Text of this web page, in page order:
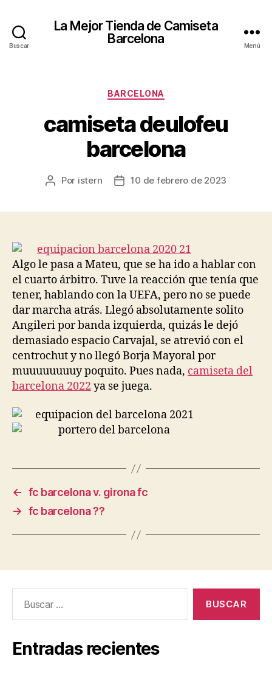
Buscar
La Mejor Tienda de Camiseta
Barcelona
Menú
Categorías
BARCELONA
camiseta deulofeu
barcelona
Autor
Por istern
Fecha10 de febrero de 2023
Algo le pasa a Mateu, que se ha ido a hablar con
el cuarto árbitro. Tuve la reacción que tenía que
tener, hablando con la UEFA, pero no se puede
dar marcha atrás. Llegó absolutamente solito
Angileri por banda izquierda, quizás le dejó
demasiado espacio Carvajal, se atrevió con el
centrochut y no llegó Borja Mayoral por
muuuuuuuuy poquito. Pues nada, camiseta del
barcelona 2022 ya se juega.
← fc barcelona v. girona fc
→ fc barcelona ??
Entradas recientes